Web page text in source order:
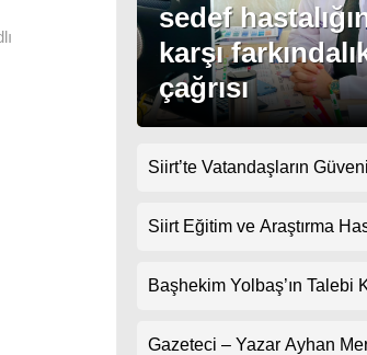
sedef
karşı
çağrısı
Siirt’te Vatandaşların
Topluyor
Siirt Eğitim ve Araştırma
Randevularda Bekleme
Başhekim Yolbaş’ın Talebi
Gazeteci – Yazar Ayhan